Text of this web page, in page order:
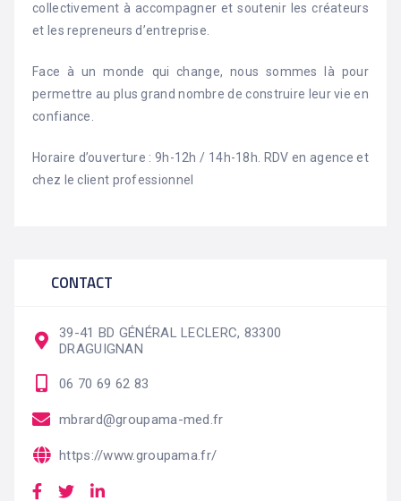
collectivement à accompagner et soutenir les créateurs
et les repreneurs d’entreprise.
Face à un monde qui change, nous sommes là pour
permettre au plus grand nombre de construire leur vie en
confiance.
Horaire d’ouverture : 9h-12h / 14h-18h. RDV en agence et
chez le client professionnel
CONTACT
39-41 BD GÉNÉRAL LECLERC, 83300
DRAGUIGNAN
06 70 69 62 83
mbrard@groupama-med.fr
https://www.groupama.fr/